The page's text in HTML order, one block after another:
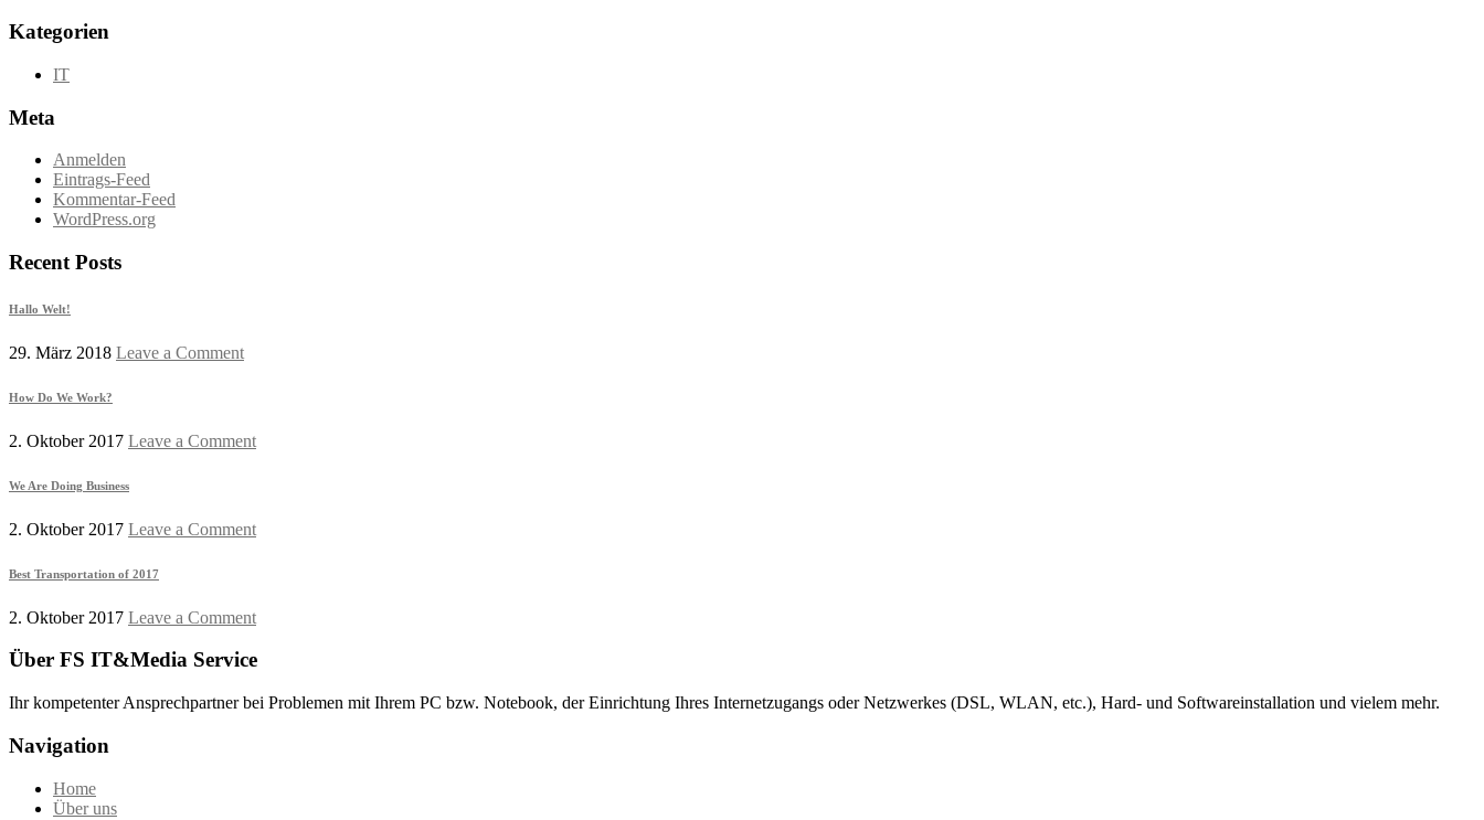
Kategorien
IT
Meta
Anmelden
Eintrags-Feed
Kommentar-Feed
WordPress.org
Recent Posts
Hallo Welt!
29. März 2018 Leave a Comment
How Do We Work?
2. Oktober 2017 Leave a Comment
We Are Doing Business
2. Oktober 2017 Leave a Comment
Best Transportation of 2017
2. Oktober 2017 Leave a Comment
Über FS IT&Media Service
Ihr kompetenter Ansprechpartner bei Problemen mit Ihrem PC bzw. Notebook, der Einrichtung Ihres Internetzugangs oder Netzwerkes (DSL, WLAN, etc.), Hard- und Softwareinstallation und vielem mehr.
Navigation
Home
Über uns